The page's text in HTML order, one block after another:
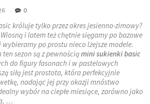
0
króluje tylko przez okres jesienno-zimowy?
i latem też chętnie sięgamy po bazowe
po prostu nieco lżejsze modele.
sezon są z pewnościąmini sukienki basic
do figury fasonach i w pastelowych
siłą jest prostota, która perfekcyjnie
nadając jej przy okazji mnóstwo
wybór na ciepłe miesiące, zarówno jako
…